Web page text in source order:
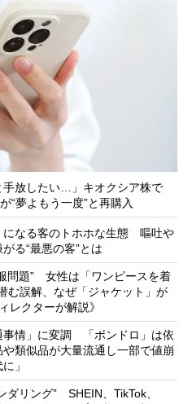
手放したい…」キオクシア株で
“夢よもう一度”と再購入
になる客のトホホな生態 嘔吐や
る“最悪の客”とは
問題” 女性は「ワンピースを着
む誤解、なぜ「ジャケット」が
レクターが解説》
事情」に変調 「ボンドロ」は依
類似品が大量流通し一部で値崩
」
ダリング” SHEIN、TikTok、